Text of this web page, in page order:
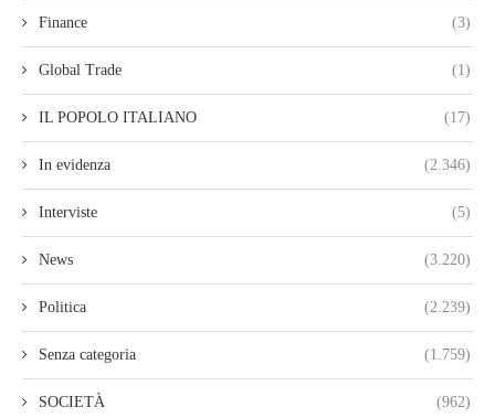
Finance (3)
Global Trade (1)
IL POPOLO ITALIANO (17)
In evidenza (2.346)
Interviste (5)
News (3.220)
Politica (2.239)
Senza categoria (1.759)
SOCIETÀ (962)